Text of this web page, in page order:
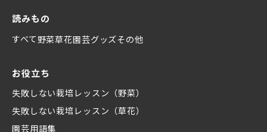
読みもの
すべて野菜草花園芸グッズその他
お役立ち
失敗しない栽培レッスン（野菜）
失敗しない栽培レッスン（草花）
園芸用語集